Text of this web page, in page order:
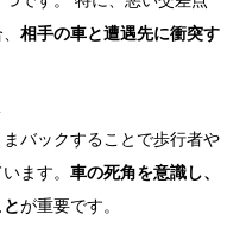
相手の車と遭遇先に衝突す
バックすることで歩行者や
ます。 車の死角を意識し、
が重要です。